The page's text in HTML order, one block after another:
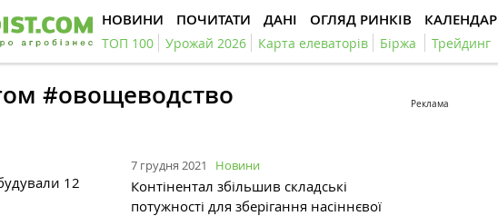
НОВИНИ ПОЧИТАТИ ДАНІ ОГЛЯД РИНКІВ КАЛЕНДАР
ТОП 100 Урожай 2026 Карта елеваторів Біржа Трейдинг
#овощеводство
12
7 грудня 2021 Новини
Контінентал збільшив складські
потужності для зберігання насіннєвої
Реклама